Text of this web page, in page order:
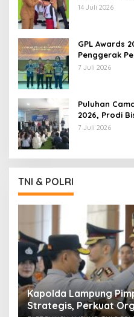
14 Juli 2026
GPL Awards
Penggerak
7 Juli 2026
Puluhan
2026, Prodi
IIB
7 Juli 2026
TNI & POLRI
Kapolda Lampung
Strategis, Perkuat